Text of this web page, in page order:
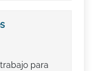
para